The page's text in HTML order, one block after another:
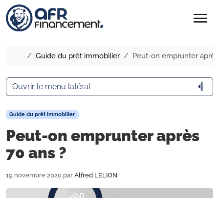
menu
Accueil
Guide du prêt immobilier Peut-on emprunter après
Guide du prêt immobilier
Peut-on emprunter après
70 ans ?
19 novembre 2020 par Alfred LELION
Ouvrir le menu latéral arrow_menu_close